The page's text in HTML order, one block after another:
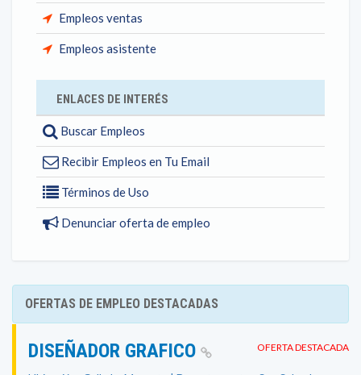
Empleos ventas
Empleos asistente
ENLACES DE INTERÉS
Buscar Empleos
Recibir Empleos en Tu Email
Términos de Uso
Denunciar oferta de empleo
OFERTAS DE EMPLEO DESTACADAS
OFERTA DESTACADA
DISEÑADOR GRAFICO